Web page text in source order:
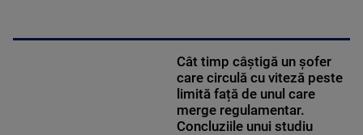
Cât timp câștigă un șofer
care circulă cu viteză peste
limită față de unul care
merge regulamentar.
Concluziile unui studiu